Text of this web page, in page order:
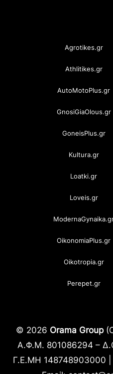
Agrotikes.gr
Athlitikes.gr
AutoMotoPlus.gr
GnosiGiaOlous.gr
GoneisPlus.gr
Kultura.gr
Loatki.gr
Loveis.gr
OikonomiaPlus.gr
Oikotropia.gr
Perepet.gr
© 2026 Orama Group
Α.Φ.Μ. 801086294 –
Γ.Ε.ΜΗ 148748903000 |